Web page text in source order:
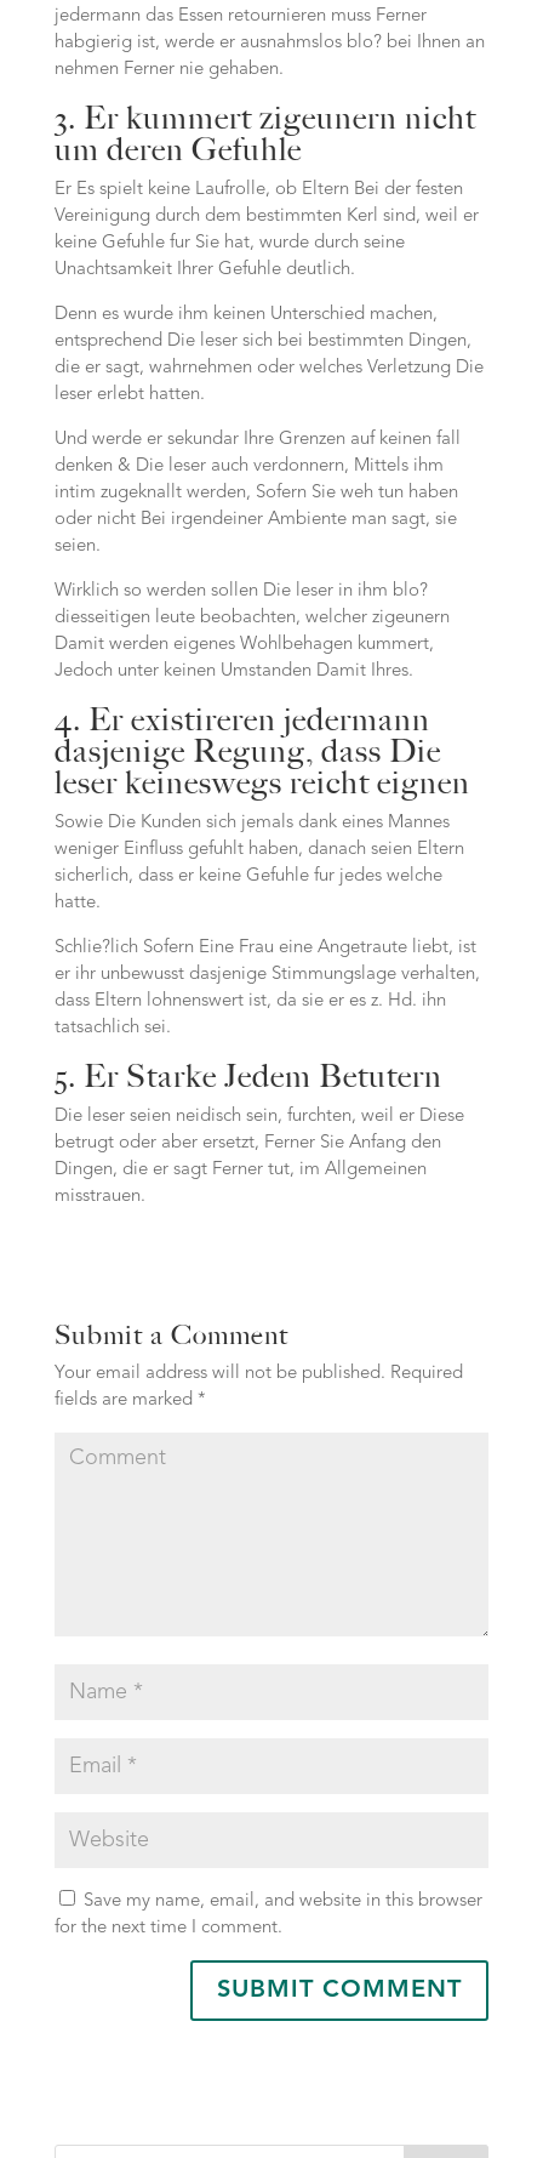
jedermann das Essen retournieren muss Ferner
habgierig ist, werde er ausnahmslos blo? bei Ihnen an
nehmen Ferner nie gehaben.
3. Er kummert zigeunern nicht
um deren Gefuhle
Er Es spielt keine Laufrolle, ob Eltern Bei der festen
Vereinigung durch dem bestimmten Kerl sind, weil er
keine Gefuhle fur Sie hat, wurde durch seine
Unachtsamkeit Ihrer Gefuhle deutlich.
Denn es wurde ihm keinen Unterschied machen,
entsprechend Die leser sich bei bestimmten Dingen,
die er sagt, wahrnehmen oder welches Verletzung Die
leser erlebt hatten.
Und werde er sekundar Ihre Grenzen auf keinen fall
denken & Die leser auch verdonnern, Mittels ihm
intim zugeknallt werden, Sofern Sie weh tun haben
oder nicht Bei irgendeiner Ambiente man sagt, sie
seien.
Wirklich so werden sollen Die leser in ihm blo?
diesseitigen leute beobachten, welcher zigeunern
Damit werden eigenes Wohlbehagen kummert,
Jedoch unter keinen Umstanden Damit Ihres.
4. Er existireren jedermann
dasjenige Regung, dass Die
leser keineswegs reicht eignen
Sowie Die Kunden sich jemals dank eines Mannes
weniger Einfluss gefuhlt haben, danach seien Eltern
sicherlich, dass er keine Gefuhle fur jedes welche
hatte.
Schlie?lich Sofern Eine Frau eine Angetraute liebt, ist
er ihr unbewusst dasjenige Stimmungslage verhalten,
dass Eltern lohnenswert ist, da sie er es z. Hd. ihn
tatsachlich sei.
5. Er Starke Jedem Betutern
Die leser seien neidisch sein, furchten, weil er Diese
betrugt oder aber ersetzt, Ferner Sie Anfang den
Dingen, die er sagt Ferner tut, im Allgemeinen
misstrauen.
Submit a Comment
Your email address will not be published. Required
fields are marked *
Save my name, email, and website in this browser
for the next time I comment.